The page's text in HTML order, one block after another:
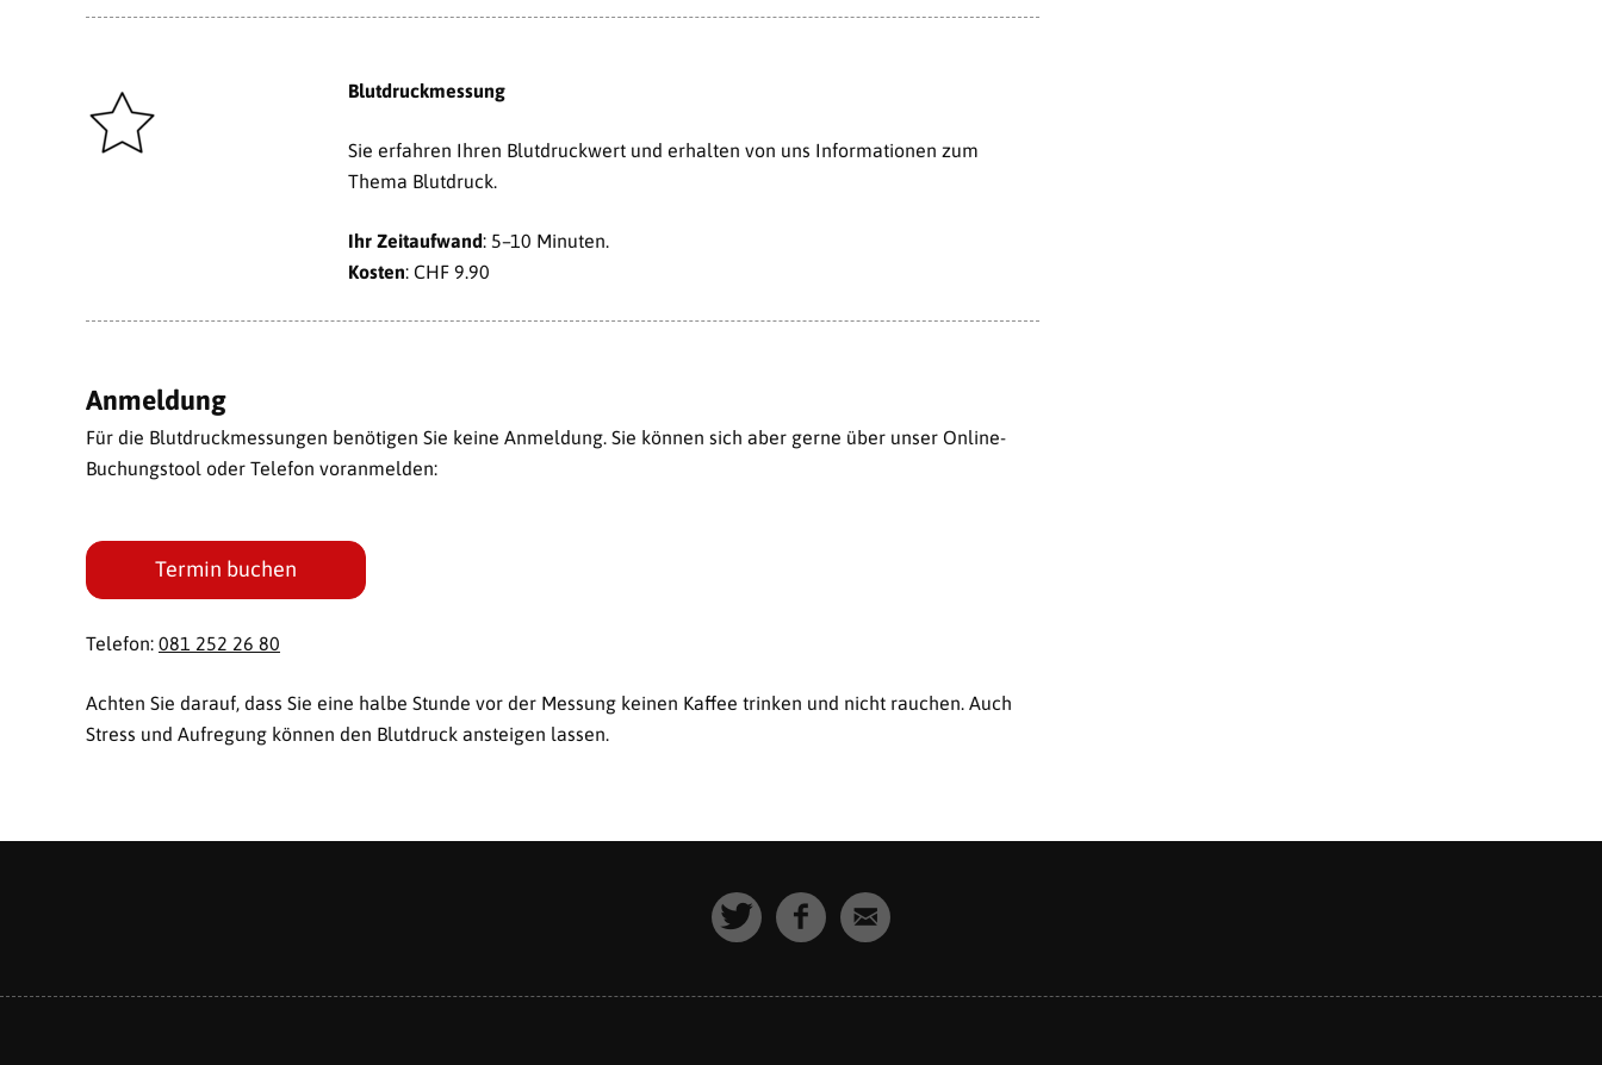
Blutdruckmessung
Sie erfahren Ihren Blutdruckwert und erhalten von uns Informationen zum
Thema Blutdruck.
Ihr Zeitaufwand: 5–10 Minuten.
Kosten: CHF 9.90
Anmeldung
Für die Blutdruckmessungen benötigen Sie keine Anmeldung. Sie können sich aber gerne über unser Online-
Buchungstool oder Telefon voranmelden:
Termin buchen
Telefon: 081 252 26 80
Achten Sie darauf, dass Sie eine halbe Stunde vor der Messung keinen Kaffee trinken und nicht rauchen. Auch
Stress und Aufregung können den Blutdruck ansteigen lassen.